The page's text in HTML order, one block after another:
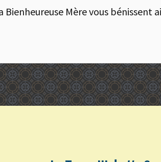
Bienheureuse Mère vous